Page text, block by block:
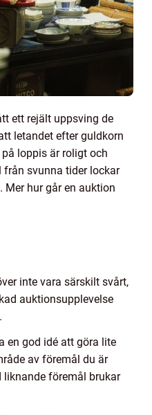
ett rejält uppsving de
letandet efter guldkorn
loppis är roligt och
svunna tider lockar
Mer hur går en auktion
inte vara särskilt svårt,
auktionsupplevelse
en god idé att göra lite
av föremål du är
liknande föremål brukar